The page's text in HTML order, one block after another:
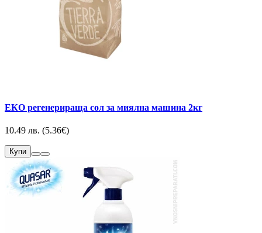
EКО регенерираща сол за миялна машина 2кг
10.49 лв. (5.36€)
Купи